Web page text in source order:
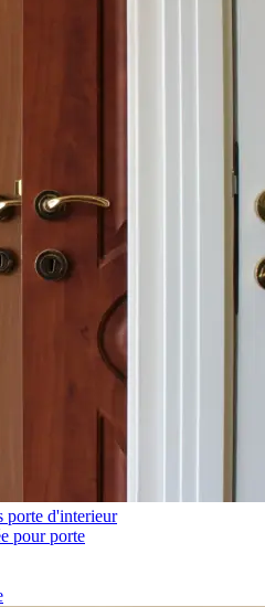
porte d'interieur
pour porte